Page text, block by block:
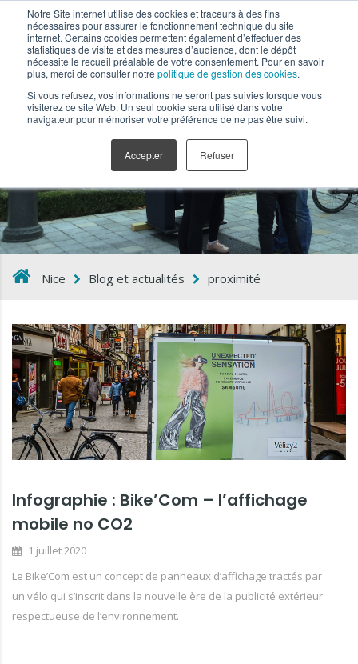
Notre Site internet utilise des cookies et traceurs à des fins
nécessaires pour assurer le fonctionnement technique du site
internet. Certains cookies permettent également d’effectuer des
statistiques de visite et des mesures d’audience, dont le dépôt
nécessite le recueil préalable de votre consentement. Pour en savoir
plus, merci de consulter notre politique de gestion des cookies.
Si vous refusez, vos informations ne seront pas suivies lorsque vous
visiterez ce site Web. Un seul cookie sera utilisé dans votre
navigateur pour mémoriser votre préférence de ne pas être suivi.
Accepter Refuser
proximité
Nice Blog et actualités proximité
Infographie : Bike’Com – l’affichage
mobile no CO2
1 juillet 2020
Le Bike’Com est un concept de panneaux d’affichage tractés par
un vélo qui s’inscrit dans la nouvelle ère de la publicité extérieur
respectueuse de l’environnement.